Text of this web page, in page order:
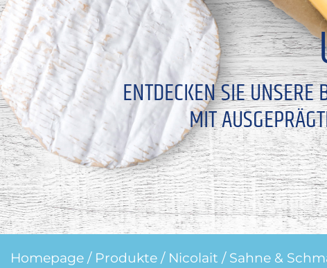
ENTDECKEN SIE
MIT
Homepage / Produkte / Nicolait / Sahne &